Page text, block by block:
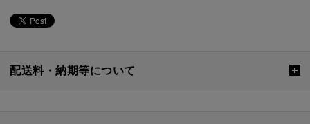
配送料・納期等について